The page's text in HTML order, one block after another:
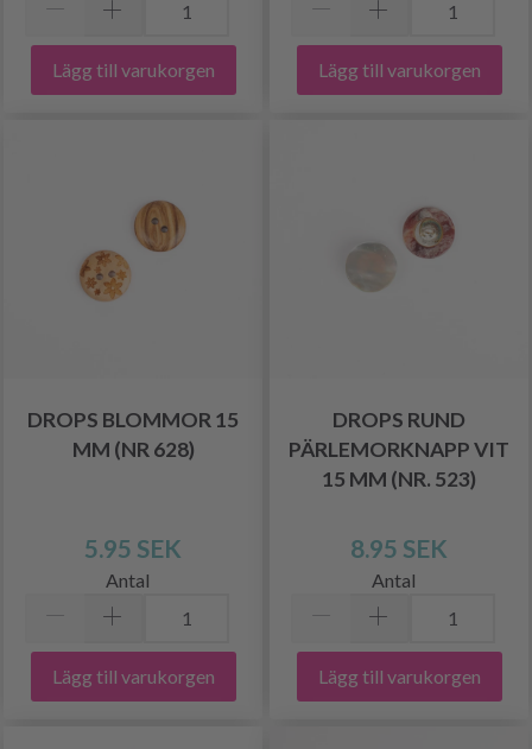
Lägg till varukorgen Lägg till varukorgen
DROPS BLOMMOR 15
MM (NR 628)
5.95 SEK
Antal
Lägg till varukorgen
DROPS RUND
PÄRLEMORKNAPP VIT
15 MM (NR. 523)
8.95 SEK
Antal
Lägg till varukorgen